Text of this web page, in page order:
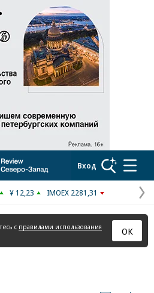
www.kommersant.ru/ad
Вход
¥ 12,23 IMOEX 2281,31
с правилами использования
ОК